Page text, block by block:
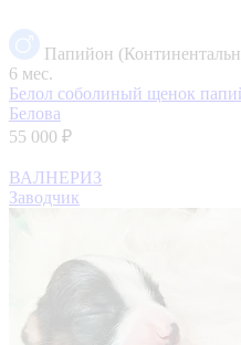
Папийон
6 мес.
Белол соболиный щенок
Белова
55 000 ₽
ВАЛНЕРИЗ
Заводчик